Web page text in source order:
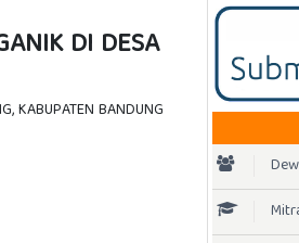
DI DESA
KABUPATEN BANDUNG